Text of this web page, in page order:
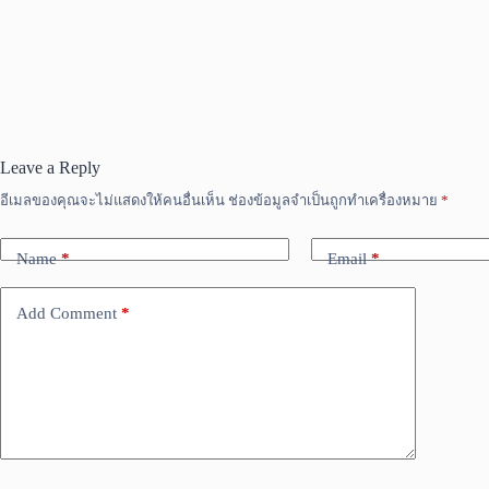
Leave a Reply
อีเมลของคุณจะไม่แสดงให้คนอื่นเห็น ช่องข้อมูลจำเป็นถูกทำเครื่องหมาย *
Name* Email*
Add Comment *